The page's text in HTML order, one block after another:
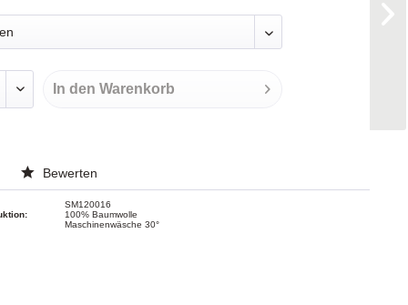
In den Warenkorb
Bewerten
SM120016
100% Baumwolle
Maschinenwäsche 30°